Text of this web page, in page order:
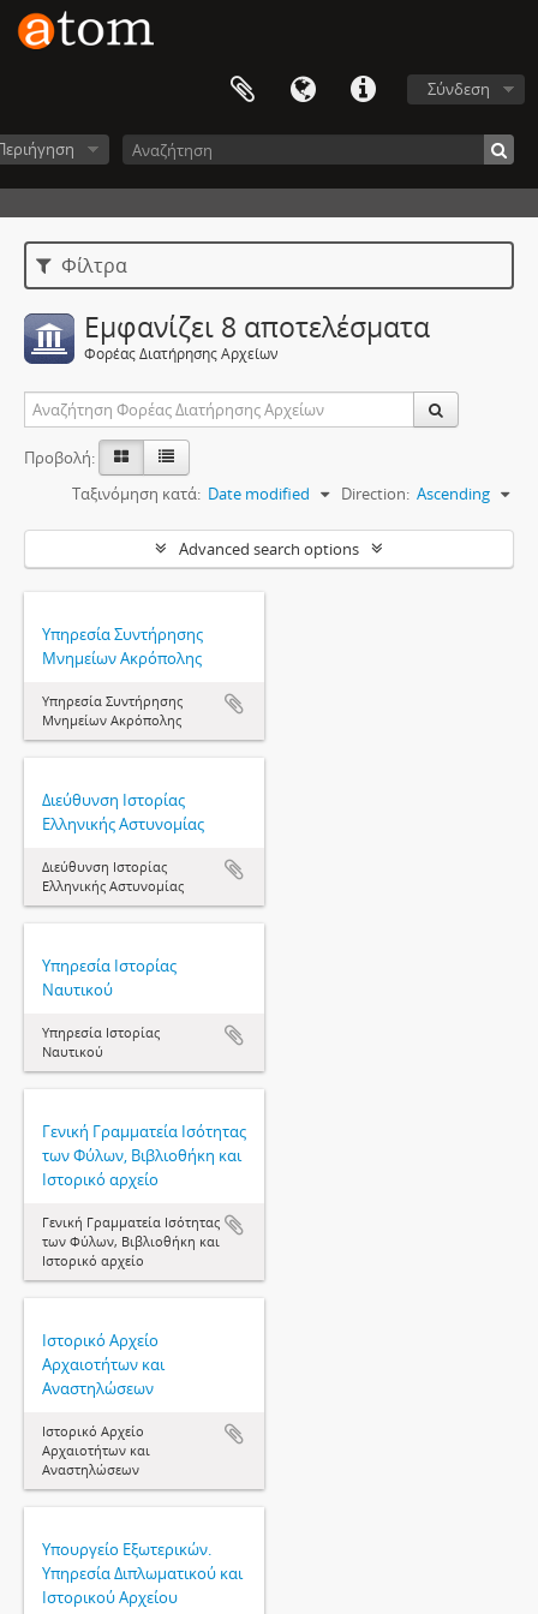
Σύνδεση
Φίλτρα
Εμφανίζει 8 αποτελέσματα
Φορέας Διατήρησης Αρχείων
Προβολή:
Ταξινόμηση κατά: Date modified Direction: Ascending
Advanced search options
Υπηρεσία Συντήρησης
Μνημείων Ακρόπολης
Υπηρεσία Συντήρησης
Μνημείων Ακρόπολης
Διεύθυνση Ιστορίας
Ελληνικής Αστυνομίας
Διεύθυνση Ιστορίας
Ελληνικής Αστυνομίας
Υπηρεσία Ιστορίας
Ναυτικού
Υπηρεσία Ιστορίας
Ναυτικού
Γενική Γραμματεία Ισότητας
των Φύλων, Βιβλιοθήκη και
Ιστορικό αρχείο
Γενική Γραμματεία Ισότητας
των Φύλων, Βιβλιοθήκη και
Ιστορικό αρχείο
Ιστορικό Αρχείο
Αρχαιοτήτων και
Αναστηλώσεων
Ιστορικό Αρχείο
Αρχαιοτήτων και
Αναστηλώσεων
Υπουργείο Εξωτερικών.
Υπηρεσία Διπλωματικού και
Ιστορικού Αρχείου